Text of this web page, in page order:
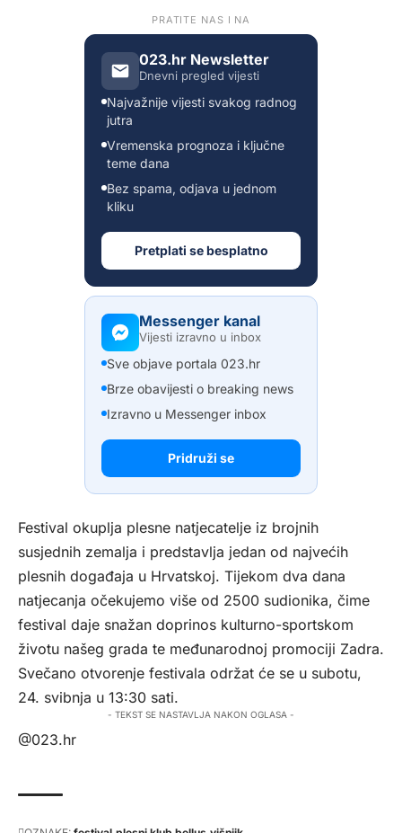
PRATITE NAS I NA
023.hr Newsletter
Dnevni pregled vijesti
Najvažnije vijesti svakog radnog
jutra
Vremenska prognoza i ključne
teme dana
Bez spama, odjava u jednom
kliku
Pretplati se besplatno
Messenger kanal
Vijesti izravno u inbox
Sve objave portala 023.hr
Brze obavijesti o breaking news
Izravno u Messenger inbox
Pridruži se
Festival okuplja plesne natjecatelje iz brojnih
susjednih zemalja i predstavlja jedan od najvećih
plesnih događaja u Hrvatskoj. Tijekom dva dana
natjecanja očekujemo više od 2500 sudionika, čime
festival daje snažan doprinos kulturno-sportskom
životu našeg grada te međunarodnoj promociji Zadra.
Svečano otvorenje festivala održat će se u subotu,
24. svibnja u 13:30 sati.
- TEKST SE NASTAVLJA NAKON OGLASA -
@023.hr